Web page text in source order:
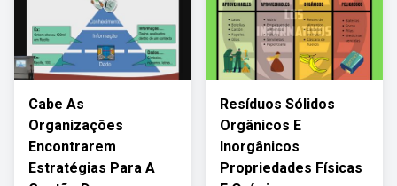
Cabe As
Organizações
Encontrarem
Estratégias Para A
Resíduos Sólidos
Orgânicos E
Inorgânicos
Propriedades Físicas